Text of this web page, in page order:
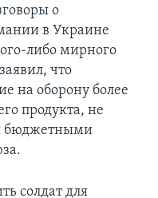
о
в Украине
либо мирного
что
на оборону более
продукта, не
бюджетными
солдат для